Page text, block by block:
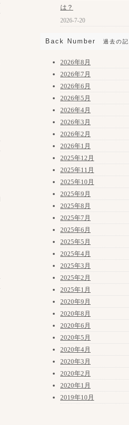
は？
2026-7-20
Back Number 過去の
2026年8月
2026年7月
2026年6月
2026年5月
2026年4月
2026年3月
2026年2月
2026年1月
2025年12月
2025年11月
2025年10月
2025年9月
2025年8月
2025年7月
2025年6月
2025年5月
2025年4月
2025年3月
2025年2月
2025年1月
2020年9月
2020年8月
2020年6月
2020年5月
2020年4月
2020年3月
2020年2月
2020年1月
2019年10月